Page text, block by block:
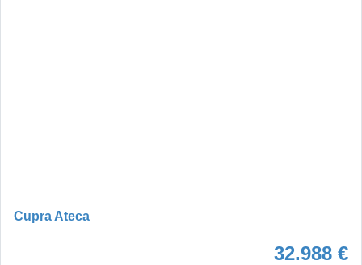
Cupra Ateca
32.988 €